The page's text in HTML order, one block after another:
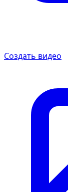
Создать видео